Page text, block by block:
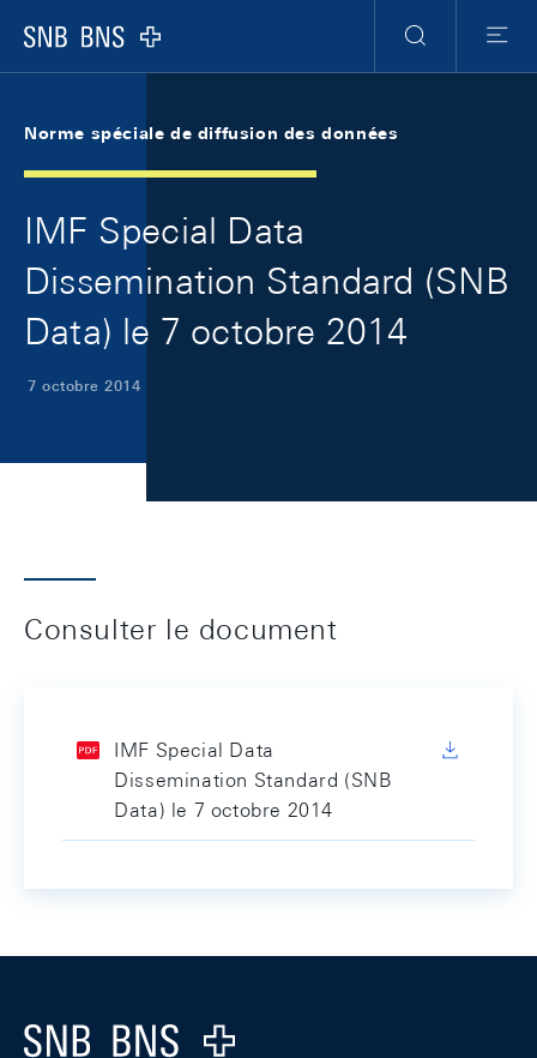
Logo
RechercheMenu
Norme spéciale de diffusion des données
IMF Special Data
Dissemination Standard (SNB
Data) le 7 octobre 2014
7 octobre 2014
Consulter le document
IMF Special Data
Dissemination Standard (SNB
Data) le 7 octobre 2014
Logo